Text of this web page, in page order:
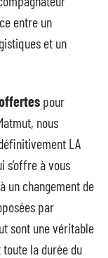
entre un
et un
pour
nous
LA
s’offre à vous
un changement de
par
sont une véritable
toute la durée du